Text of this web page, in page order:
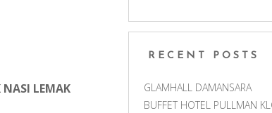
NASI LEMAK
m h
n
RECENT POSTS
GLAMHALL DAMANSARA
BUFFET HOTEL PULLMAN